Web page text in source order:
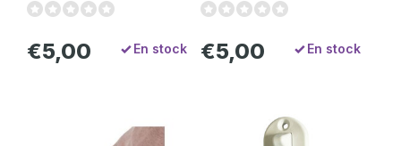
€5,00 En stock €5,00 En stock